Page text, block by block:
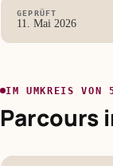
GEPRÜFT
11. Mai 2026
IM UMKREIS VON
Parcours